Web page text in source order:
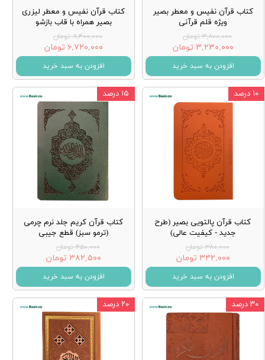
کتاب قرآن نفیس و معطر بصیر
ویژه قلم قرآنی
۳,۸۰۰,۰۰۰ تومان
۳,۲۳۰,۰۰۰ تومان
افزودن به سبد خرید
کتاب قرآن نفیس و معطر لیزری
بصیر همراه با قاب بازشو
۸,۴۰۰,۰۰۰ تومان
۶,۷۲۰,۰۰۰ تومان
افزودن به سبد خرید
کتاب قرآن پالتویی بصیر (طرح
جدید - کیفیت عالی)
۳۸۰,۰۰۰ تومان
۳۴۲,۰۰۰ تومان
افزودن به سبد خرید
۱۰ درصد
کتاب قرآن کریم جلد نرم چرمی
(ترمو سبز) قطع جیبی
۴۵۰,۰۰۰ تومان
۳۸۲,۵۰۰ تومان
افزودن به سبد خرید
۱۵ درصد
۳۰ درصد ۲۰ درصد